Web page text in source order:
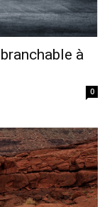
à
0